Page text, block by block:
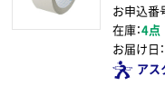
お申込番
在庫：4点
お届け日：
アス